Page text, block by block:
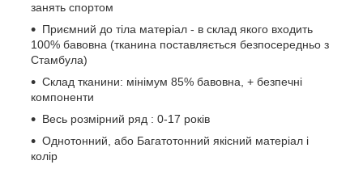
занять спортом
Приємний до тіла матеріал - в склад якого входить
100% бавовна (тканина поставляється безпосередньо з
Стамбула)
Склад тканини: мінімум 85% бавовна, + безпечні
компоненти
Весь розмірний ряд : 0-17 років
Однотонний, або Багатотонний якісний матеріал і
колір